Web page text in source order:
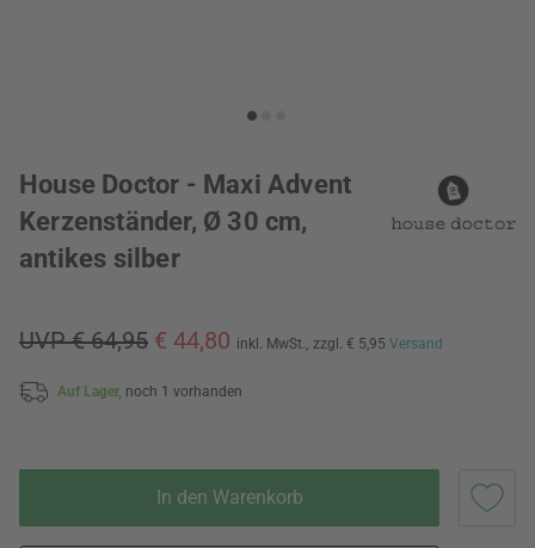
House Doctor - Maxi Advent
Kerzenständer, Ø 30 cm,
antikes silber
UVP € 64,95 € 44,80 inkl. MwSt., zzgl. € 5,95 Versand
Auf Lager, noch 1 vorhanden
In den Warenkorb